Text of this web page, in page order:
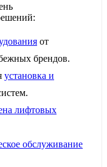
от
брендов.
установка и
лифтовых
обслуживание